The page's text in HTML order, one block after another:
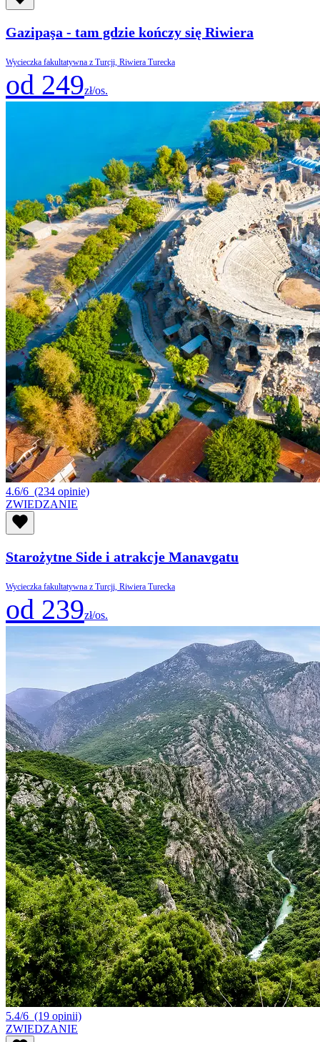
Gazipaşa - tam gdzie kończy się Riwiera
Wycieczka fakultatywna z Turcji, Riwiera Turecka
od 249zł/os.
4.6/6 (234 opinie)
ZWIEDZANIE
Starożytne Side i atrakcje Manavgatu
Wycieczka fakultatywna z Turcji, Riwiera Turecka
od 239zł/os.
5.4/6 (19 opinii)
ZWIEDZANIE